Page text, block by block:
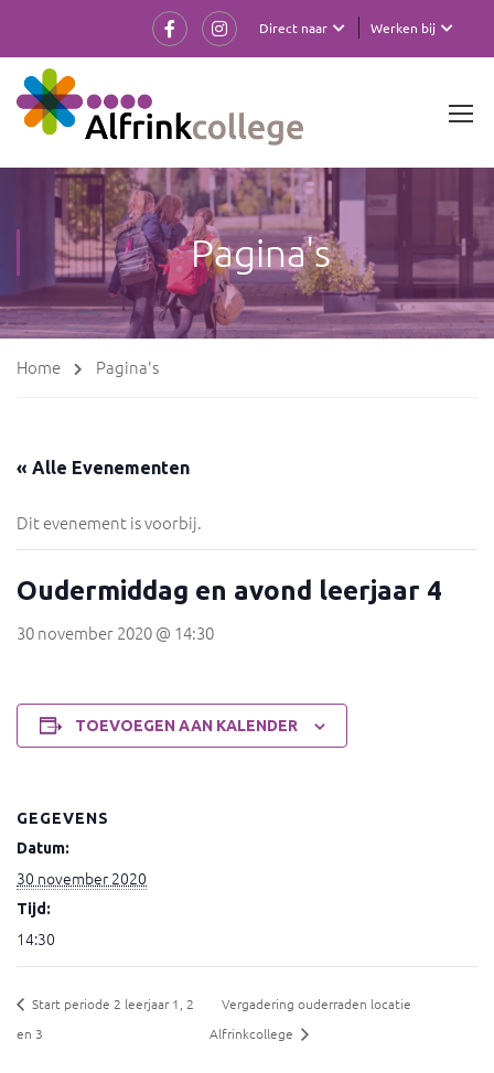
Werken bij
Direct naar
Pagina's
Home Pagina's
« Alle Evenementen
Dit evenement is voorbij.
Oudermiddag en avond leerjaar 4
30 november 2020 @ 14:30
TOEVOEGEN AAN KALENDER
GEGEVENS
Datum:
30 november 2020
Tijd:
14:30
Start periode 2 leerjaar 1, 2
en 3
Vergadering ouderraden locatie
Alfrinkcollege